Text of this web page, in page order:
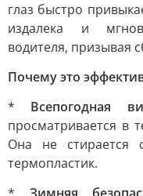
глаз быстро
издалека и
водителя, призывая
Почему это
* Всепогодная
просматривается в
Она не стирается
термопластик.